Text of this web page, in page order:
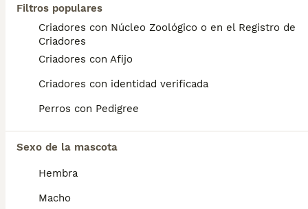
Filtros populares
Criadores con Núcleo Zoológico o en el Registro de
Criadores
Criadores con Afijo
Criadores con identidad verificada
Perros con Pedigree
Sexo de la mascota
Hembra
Macho
¿Cuánto cuesta un cachorro
de Pastor Belga Malinois?
El coste medio de un cachorro de Pastor
Belga Malinois en España es de
aproximadamente 700€, aunque los precios
pueden variar según factores como el
¿Cómo es el carácter de
Pastor Belga Malinois?